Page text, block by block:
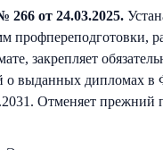
от 24.03.2025.
профпереподготовки,
закрепляет
о выданных
Отменяет прежний